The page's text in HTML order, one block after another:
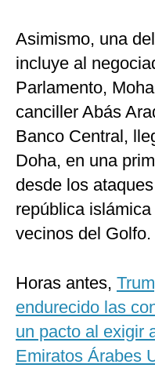
Asimismo, una
incluye al
Parlamento,
canciller Abás
Banco Central,
Doha, en una
desde los
república
vecinos del Golfo.
Horas antes,
endurecido las
un pacto al exigir
Emiratos Árabes